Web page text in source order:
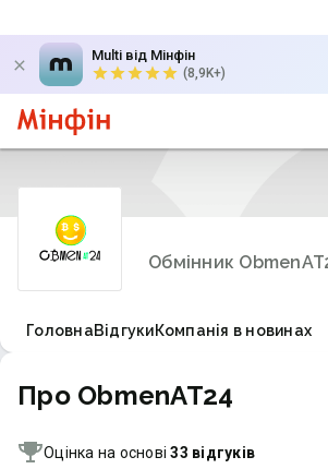
Multi від Мінфін
(8,9K+)
Обмінник
ГоловнаВідгукиКомпанія в новинах
Про ObmenAT24
Оцінка на основі33 відгуків